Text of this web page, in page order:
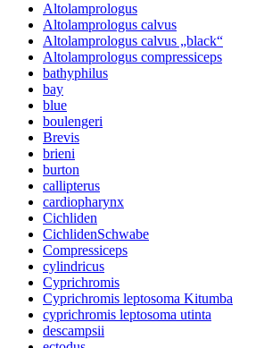
Altolamprologus
Altolamprologus calvus
Altolamprologus calvus „black“
Altolamprologus compressiceps
bathyphilus
bay
blue
boulengeri
Brevis
brieni
burton
callipterus
cardiopharynx
Cichliden
CichlidenSchwabe
Compressiceps
cylindricus
Cyprichromis
Cyprichromis leptosoma Kitumba
cyprichromis leptosoma utinta
descampsii